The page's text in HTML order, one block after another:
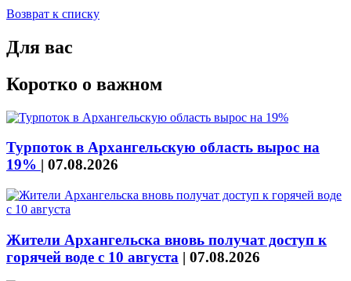
Возврат к списку
Для вас
Коротко о важном
Турпоток в Архангельскую область вырос на
19% | 07.08.2026
Жители Архангельска вновь получат доступ к
горячей воде с 10 августа | 07.08.2026